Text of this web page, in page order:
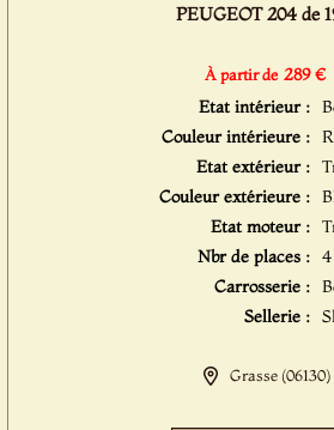
PEUGEOT 204 de
À partir de 289 €
Etat intérieur :
Couleur intérieure :
Etat extérieur :
Couleur extérieure :
Etat moteur :
Nbr de places : 4
Carrosserie :
Sellerie :
Grasse (06130)